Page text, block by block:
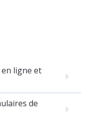
en ligne et
de